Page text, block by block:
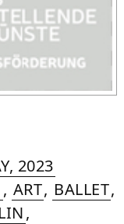
2023»19.
JANUARY,
, ART, BALLET,
,